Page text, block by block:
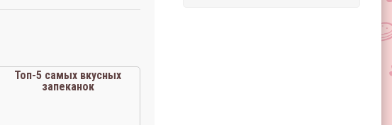
Топ-5 самых вкусных
запеканок